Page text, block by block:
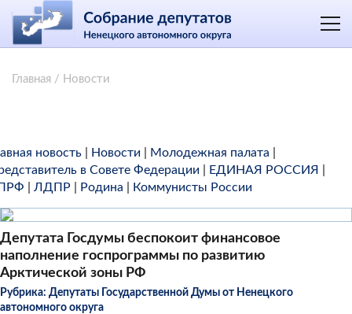
Главная / Новости
новость Новости Молодежная палата
в Совете Федерации
ЕДИНАЯ РОССИЯ
ЛДПР Родина Коммунисты России
Депутата Госдумы беспокоит финансовое
наполнение госпрограммы по развитию
Арктической зоны РФ
Рубрика: Депутаты Государственной Думы от Ненецкого
автономного округа